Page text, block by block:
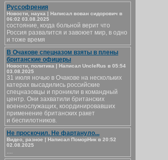
Руссофрения
Новости, наука | Написал вован сидорович в
06:02 03.08.2025
состояние, когда больной верит что
Россия развалится и завоюет мир, в одно
и тоже время
В Очакове спецназом взяты в плены
британские офицеры
Новости, политика | Написал UncleRus в 05:54
03.08.2025
31 июля ночью в Очакове на нескольких
катерах высадились российские
спецназовцы и проникли в командный
центр. Они захватили британских
военнослужащих, координировавших
применение британских ракет
и беспилотников.
Не проскочил. Не фартануло...
Видео, разное | Написал ПоморНик в 20:52
02.08.2025
....